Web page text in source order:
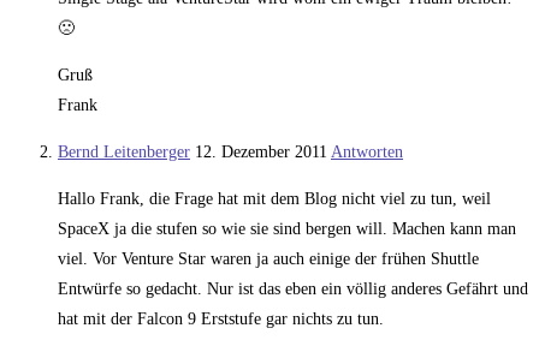
🙁
Gruß
Frank
Bernd Leitenberger 12. Dezember 2011 Antworten
Hallo Frank, die Frage hat mit dem Blog nicht viel zu tun, weil
SpaceX ja die stufen so wie sie sind bergen will. Machen kann man
viel. Vor Venture Star waren ja auch einige der frühen Shuttle
Entwürfe so gedacht. Nur ist das eben ein völlig anderes Gefährt und
hat mit der Falcon 9 Erststufe gar nichts zu tun.